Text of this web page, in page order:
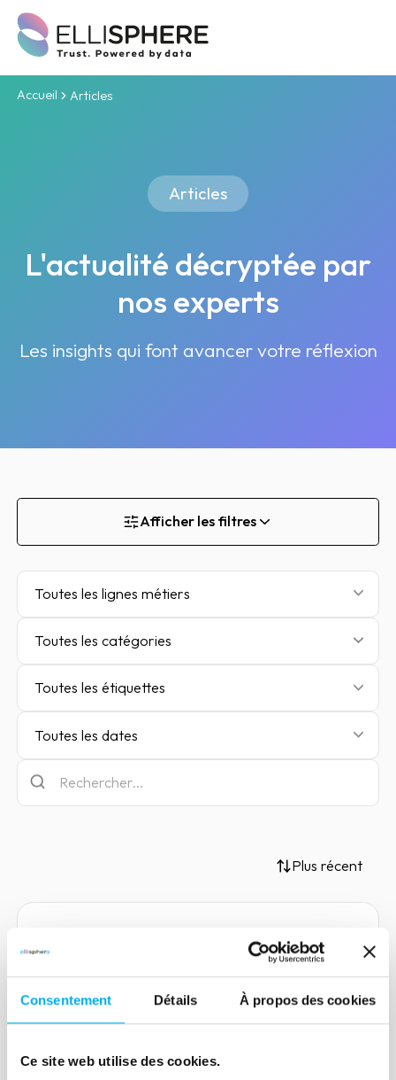
Consentement Détails À propos des cookies
Ce site web utilise des cookies.
Accueil Articles
Articles
L'actualité décryptée par
nos experts
Les insights qui font avancer votre réflexion
Afficher les filtres
Toutes les lignes métiers
Toutes les catégories
Toutes les étiquettes
Toutes les dates
Plus récent
Sapin 2 : décryptage des
recommandations définitives
16 novembre 2020 Compliance